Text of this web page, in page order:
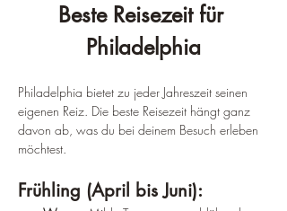
Beste Reisezeit für
Philadelphia
Philadelphia bietet zu jeder Jahreszeit seinen
eigenen Reiz. Die beste Reisezeit hängt ganz
davon ab, was du bei deinem Besuch erleben
möchtest.
Frühling (April bis Juni):